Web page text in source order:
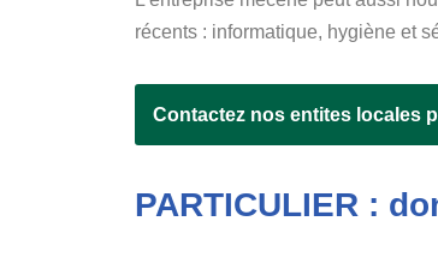
récents : informatique, hygiène et
Contactez nos entites locales
PARTICULIER :